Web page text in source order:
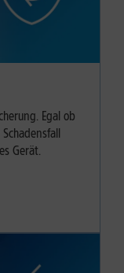
Egal ob
Gerät.